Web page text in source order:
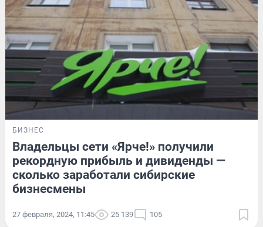
БИЗНЕС
Владельцы сети «Ярче!» получили
рекордную прибыль и дивиденды —
сколько заработали сибирские
бизнесмены
27 февраля, 2024, 11:45 25 139 105